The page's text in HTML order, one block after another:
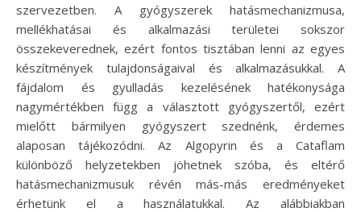
szervezetben. A gyógyszerek hatásmechanizmusa,
mellékhatásai és alkalmazási területei sokszor
összekeverednek, ezért fontos tisztában lenni az egyes
készítmények tulajdonságaival és alkalmazásukkal. A
fájdalom és gyulladás kezelésének hatékonysága
nagymértékben függ a választott gyógyszertől, ezért
mielőtt bármilyen gyógyszert szednénk, érdemes
alaposan tájékozódni. Az Algopyrin és a Cataflam
különböző helyzetekben jöhetnek szóba, és eltérő
hatásmechanizmusuk révén más-más eredményeket
érhetünk el a használatukkal. Az alábbiakban